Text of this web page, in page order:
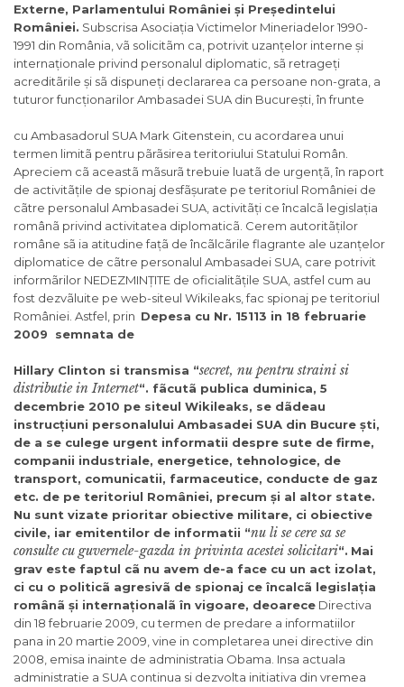
Externe, Parlamentului României și Președintelui
României. Subscrisa Asociația Victimelor Mineriadelor 1990-
1991 din România, vã solicitãm ca, potrivit uzanțelor interne și
internaționale privind personalul diplomatic, sã retrageți
acreditãrile și sã dispuneți declararea ca persoane non-grata, a
tuturor funcționarilor Ambasadei SUA din București, în frunte
cu Ambasadorul SUA Mark Gitenstein, cu acordarea unui
termen limitã pentru pãrãsirea teritoriului Statului Român.
Apreciem cã aceastã mãsurã trebuie luatã de urgențã, în raport
de activitãțile de spionaj desfãșurate pe teritoriul României de
cãtre personalul Ambasadei SUA, activitãți ce încalcã legislația
românã privind activitatea diplomaticã. Cerem autoritãților
române sã ia atitudine fațã de încãlcãrile flagrante ale uzanțelor
diplomatice de cãtre personalul Ambasadei SUA, care potrivit
informãrilor NEDEZMINȚITE de oficialitãțile SUA, astfel cum au
fost dezvãluite pe web-siteul Wikileaks, fac spionaj pe teritoriul
României. Astfel, prin Depesa cu Nr. 15113 in 18 februarie
2009 semnata de
Hillary Clinton si transmisa “secret, nu pentru straini si
distributie in Internet“. fãcutã publica duminica, 5
decembrie 2010 pe siteul Wikileaks, se dãdeau
instrucțiuni personalului Ambasadei SUA din Bucure ști,
de a se culege urgent informatii despre sute de firme,
companii industriale, energetice, tehnologice, de
transport, comunicatii, farmaceutice, conducte de gaz
etc. de pe teritoriul României, precum și al altor state.
Nu sunt vizate prioritar obiective militare, ci obiective
civile, iar emitentilor de informatii “nu li se cere sa se
consulte cu guvernele-gazda in privinta acestei solicitari“. Mai
grav este faptul cã nu avem de-a face cu un act izolat,
ci cu o politicã agresivã de spionaj ce încalcã legislația
românã și internaționalã în vigoare, deoarece Directiva
din 18 februarie 2009, cu termen de predare a informatiilor
pana in 20 martie 2009, vine in completarea unei directive din
2008, emisa inainte de administratia Obama. Insa actuala
administratie a SUA continua si dezvolta initiativa din vremea